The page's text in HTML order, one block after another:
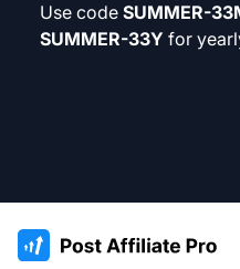
Use code SUMMER-
SUMMER-33Y for
:site.title